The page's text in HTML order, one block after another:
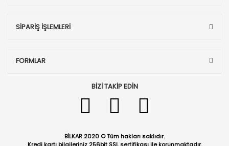
SİPARİŞ İŞLEMLERİ
FORMLAR
BİZİ TAKİP EDİN
BİLKAR 2020 © Tüm hakları saklıdır.